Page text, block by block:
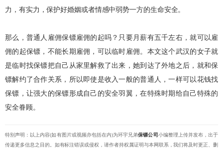
力，有实力，保护好婚姻或者情感中弱势一方的生命安全。
那么，普通人雇佣保镖雇佣的起吗？只要月薪有五千左右，就可以雇
佣的起保镖，不能长期雇佣，可以临时雇佣。本文这个武汉的女子就
是临时找保镖把自己从家里解救了出来，她到达了外地之后，就和保
镖解约了合作关系，所以即使是收入一般的普通人，一样可以花钱找
保镖，让强大的保镖形成自己的安全羽翼，在特殊时期给自己特殊的
安全眷顾。
特别声明：以上内容(如有图片或视频亦包括在内)为环宇兄弟保镖公司小编整理上传并发布，出于
传递更多信息之目的。如有标注错误或侵权，请作者持权属证明与本网联系，我们将及时更正、删